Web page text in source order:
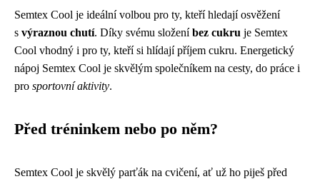
Semtex Cool je ideální volbou pro ty, kteří hledají osvěžení
s výraznou chutí. Díky svému složeníbez cukru je Semtex
Cool vhodný i pro ty, kteří si hlídají příjem cukru. Energetický
nápoj Semtex Cool je skvělým společníkem na cesty, do práce i
pro sportovní aktivity.
Před tréninkem nebo po něm?
Semtex Cool je skvělý parťák na cvičení, ať už ho piješ před